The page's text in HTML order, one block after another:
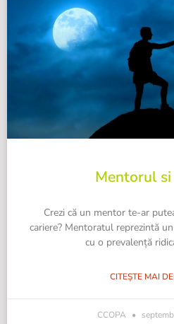
Mentorul
Crezi că un mentor te-ar
cariere? Mentoratul reprezintă
cu o prevalență
CITEȘTE MAI
CCOPA